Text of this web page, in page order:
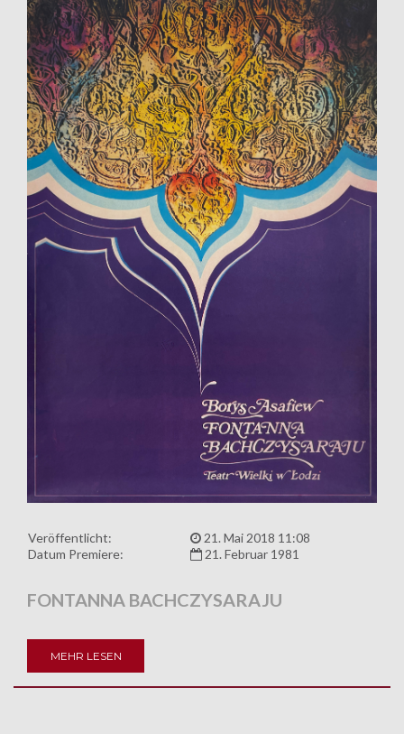
Veröffentlicht:
21. Mai 2018 11:08
Datum Premiere:
21. Februar 1981
FONTANNA BACHCZYSARAJU
MEHR LESEN